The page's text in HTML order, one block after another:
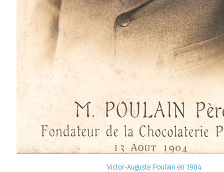
Victor-Auguste Poulain en 1904